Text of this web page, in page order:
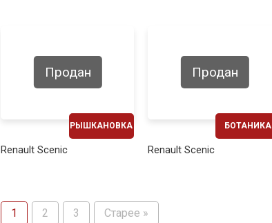
РЫШКАНОВКА
Продан
Renault Scenic
БОТАНИКА
Продан
Renault Scenic
1 2 3 Старее »